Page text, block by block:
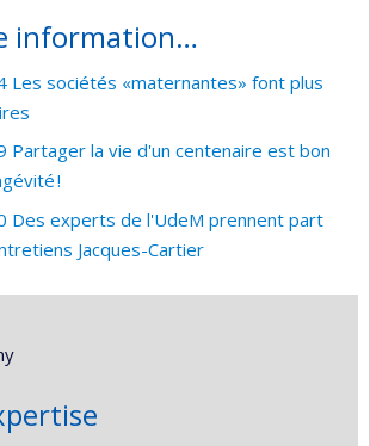
information…
Les sociétés «maternantes» font plus
Partager la vie d'un centenaire est bon
!
Des experts de l'UdeM prennent part
Jacques-Cartier